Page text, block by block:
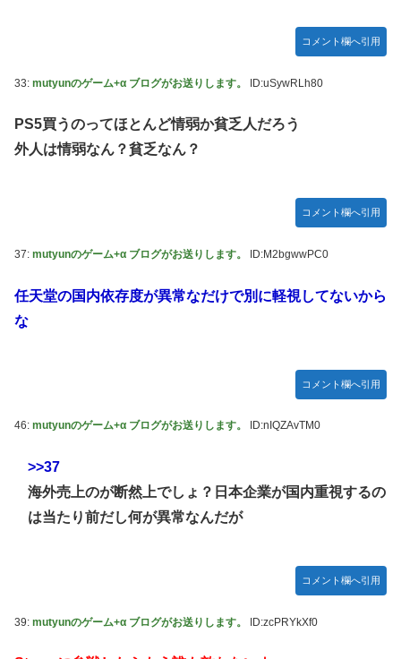
コメント欄へ引用
33: mutyunのゲーム+α ブログがお送りします。 ID:uSywRLh80
PS5買うのってほとんど情弱か貧乏人だろう
外人は情弱なん？貧乏なん？
コメント欄へ引用
37: mutyunのゲーム+α ブログがお送りします。 ID:M2bgwwPC0
任天堂の国内依存度が異常なだけで別に軽視してないから
な
コメント欄へ引用
46: mutyunのゲーム+α ブログがお送りします。 ID:nIQZAvTM0
>>37
海外売上のが断然上でしょ？日本企業が国内重視するの
は当たり前だし何が異常なんだが
コメント欄へ引用
39: mutyunのゲーム+α ブログがお送りします。 ID:zcPRYkXf0